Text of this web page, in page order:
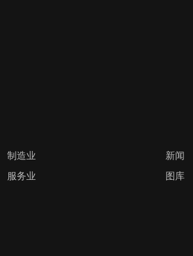
制造业
服务业
新闻
图库